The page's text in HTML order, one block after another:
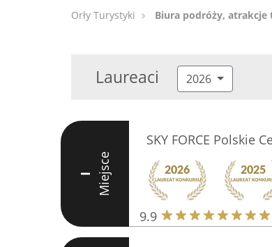
Orły Turystyki Biura podróży,
Laureaci 2026
I Miejsce
SKY FORCE Polskie
9.9